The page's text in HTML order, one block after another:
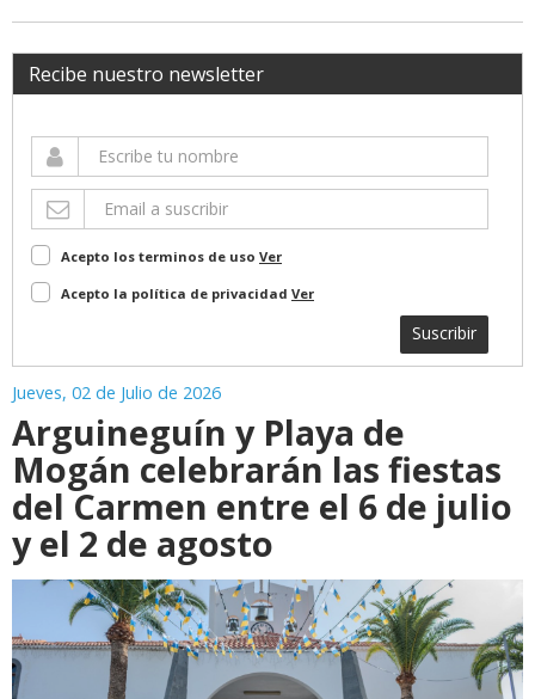
Recibe nuestro newsletter
Acepto los terminos de uso Ver
Acepto la política de privacidad Ver
Suscribir
Jueves, 02 de Julio de 2026
Arguineguín y Playa de
Mogán celebrarán las fiestas
del Carmen entre el 6 de julio
y el 2 de agosto